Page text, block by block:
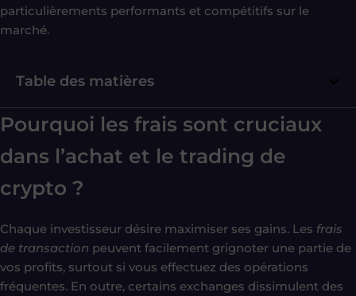
particulièrements performants et compétitifs sur le
marché.
Table des matières
Pourquoi les frais sont cruciaux
dans l’achat et le trading de
crypto ?
Chaque investisseur désire maximiser ses gains. Les frais
de transaction peuvent facilement grignoter une partie de
vos profits, surtout si vous effectuez des opérations
fréquentes. En outre, certains exchanges dissimulent des